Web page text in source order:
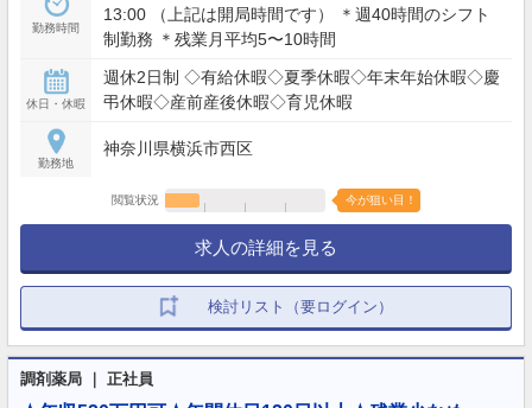
勤務時間
13:00 （上記は開局時間です） ＊週40時間のシフト
制勤務 ＊残業月平均5〜10時間
休日・休暇
週休2日制 ◇有給休暇◇夏季休暇◇年末年始休暇◇慶
弔休暇◇産前産後休暇◇育児休暇
勤務地
神奈川県横浜市西区
閲覧状況 今が狙い目！
求人の詳細を見る
検討リスト（要ログイン）
調剤薬局 ｜ 正社員